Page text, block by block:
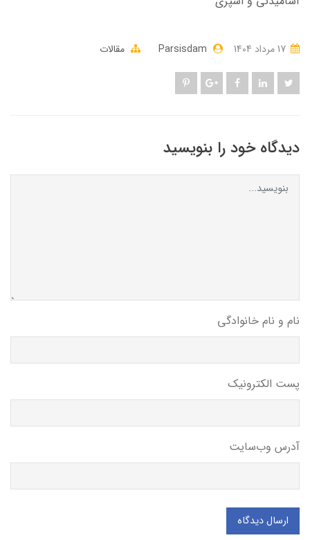
Parsisdam مقالات
دیدگاه خود را بنویسید
نام و نام خانوادگی
پست الکترونیک
آدرس وب‌سایت
ارسال دیدگاه